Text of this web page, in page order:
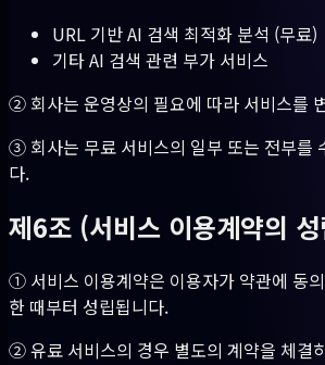
URL 기반 AI 검색 최적화 분석 (무료)
기타 AI 검색 관련 부가 서비스
② 회사는 운영상의 필요에 따라 서비스를
③ 회사는 무료 서비스의 일부 또는 전부를
다.
제6조 (서비스 이용계약의
① 서비스 이용계약은 이용자가 약관에 동
한 때부터 성립됩니다.
② 유료 서비스의 경우 별도의 계약을 체결